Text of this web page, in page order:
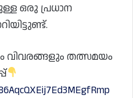
ഒരു പ്രധാന
വിവരങ്ങളും തത്സമയം